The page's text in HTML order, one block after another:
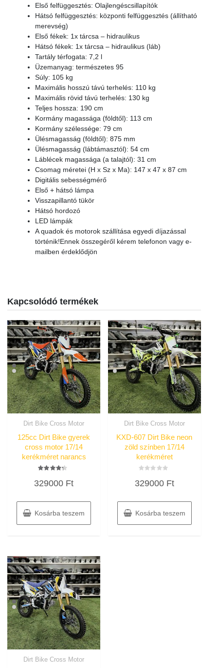
Első felfüggesztés: Olajlengéscsillapítók
Hátsó felfüggesztés: központi felfüggesztés (állítható
merevség)
Első fékek: 1x tárcsa – hidraulikus
Hátsó fékek: 1x tárcsa – hidraulikus (láb)
Tartály térfogata: 7,2 l
Üzemanyag: természetes 95
Súly: 105 kg
Maximális hosszú távú terhelés: 110 kg
Maximális rövid távú terhelés: 130 kg
Teljes hossza: 190 cm
Kormány magassága (földtől): 113 cm
Kormány szélessége: 79 cm
Ülésmagasság (földtől): 875 mm
Ülésmagasság (lábtámasztól): 54 cm
Láblécek magassága (a talajtól): 31 cm
Csomag méretei (H x Sz x Ma): 147 x 47 x 87 cm
Digitális sebességmérő
Első + hátsó lámpa
Visszapillantó tükör
Hátsó hordozó
LED lámpák
A quadok és motorok szállítása egyedi díjazással
történik!Ennek összegéről kérem telefonon vagy e-
mailben érdeklődjön
Kapcsolódó termékek
Dirt Bike Cross Motor
125cc Dirt Bike gyerek
cross motor 17/14
kerékméret narancs
4.00
329000 Ft
Kosárba teszem
Dirt Bike Cross Motor
KXD-607 Dirt Bike neon
zöld színben 17/14
kerékméret
0
329000 Ft
Kosárba teszem
Dirt Bike Cross Motor